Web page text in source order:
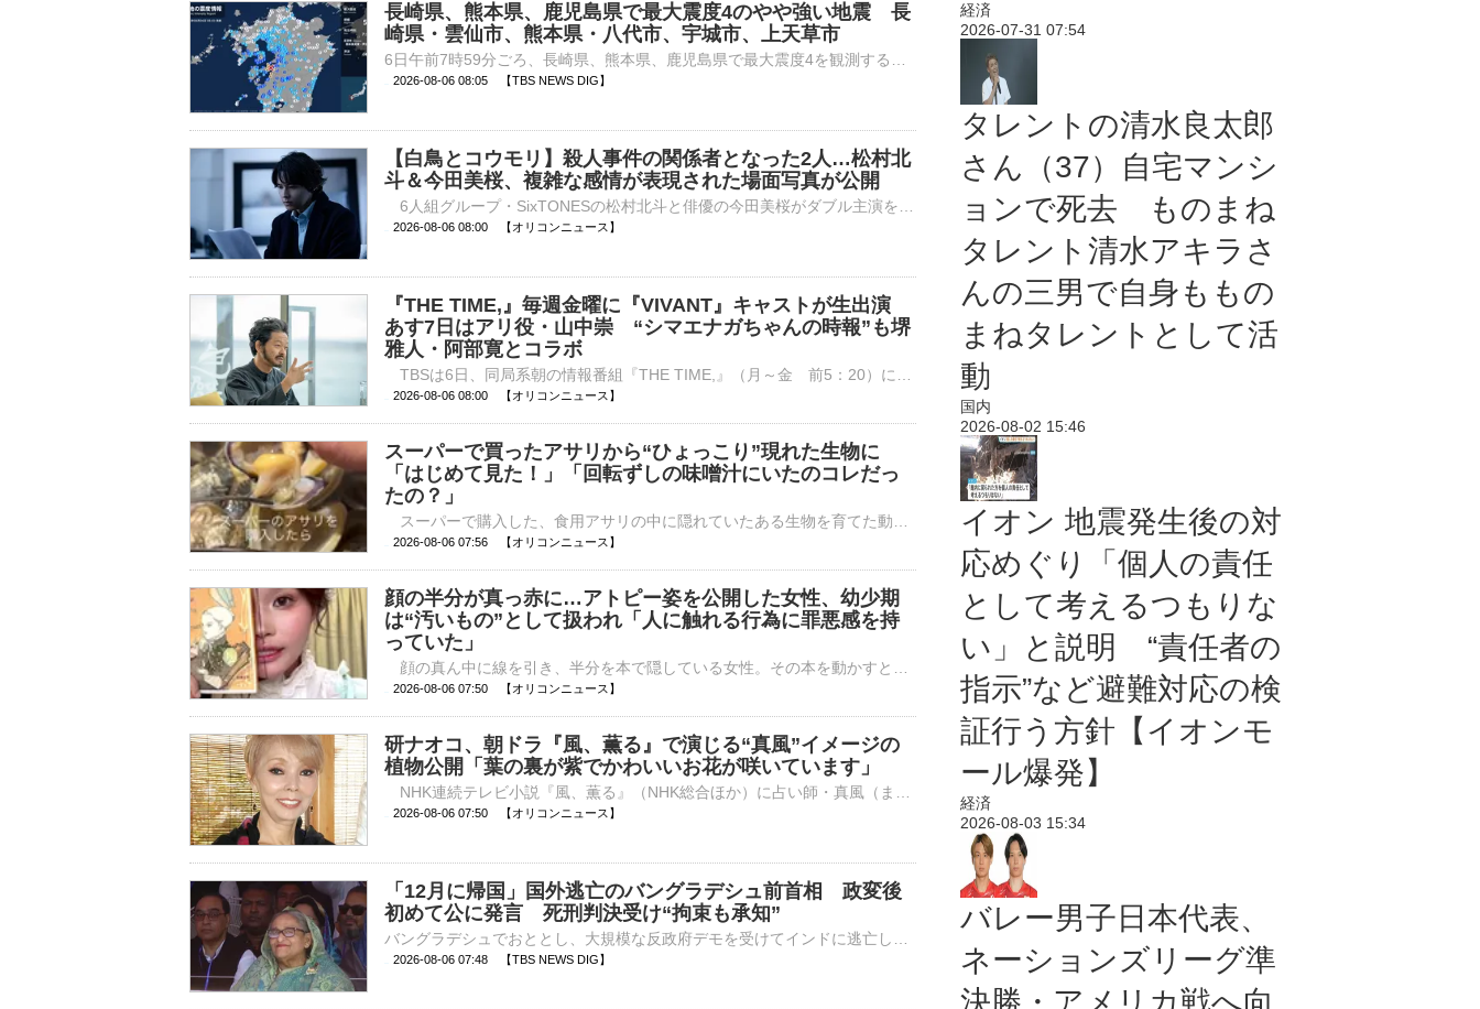
長崎県、熊本県、鹿児島県で最大震度4のやや強い地震 長
崎県・雲仙市、熊本県・八代市、宇城市、上天草市
2026-08-06 08:05 【TBS NEWS DIG】
【白鳥とコウモリ】殺人事件の関係者となった2人…松村北
斗＆今田美桜、複雑な感情が表現された場面写真が公開
2026-08-06 08:00 【オリコンニュース】
『THE TIME,』毎週金曜に『VIVANT』キャストが生出演
あす7日はアリ役・山中崇 “シマエナガちゃんの時報”も堺
雅人・阿部寛とコラボ
2026-08-06 08:00 【オリコンニュース】
スーパーで買ったアサリから“ひょっこり”現れた生物に
「はじめて見た！」「回転ずしの味噌汁にいたのコレだっ
たの？」
2026-08-06 07:56 【オリコンニュース】
顔の半分が真っ赤に…アトピー姿を公開した女性、幼少期
は“汚いもの”として扱われ「人に触れる行為に罪悪感を持
っていた」
2026-08-06 07:50 【オリコンニュース】
研ナオコ、朝ドラ『風、薫る』で演じる“真風”イメージの
植物公開「葉の裏が紫でかわいいお花が咲いています」
2026-08-06 07:50 【オリコンニュース】
「12月に帰国」国外逃亡のバングラデシュ前首相 政変後
初めて公に発言 死刑判決受け“拘束も承知”
2026-08-06 07:48 【TBS NEWS DIG】
経済
2026-07-31 07:54
タレントの清水良太郎
さん（37）自宅マンシ
ョンで死去 ものまね
タレント清水アキラさ
んの三男で自身ももの
まねタレントとして活
動
国内
2026-08-02 15:46
イオン 地震発生後の対
応めぐり「個人の責任
として考えるつもりな
い」と説明 “責任者の
指示”など避難対応の検
証行う方針【イオンモ
ール爆発】
経済
2026-08-03 15:34
バレー男子日本代表、
ネーションズリーグ準
決勝・アメリカ戦へ向